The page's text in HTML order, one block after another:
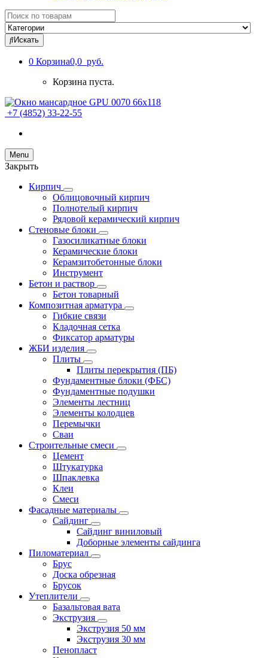
Search
for:
Искать
0 Корзина0,0 руб.
Корзина пуста.
+7 (4852) 33-22-55
Menu
Закрыть
Кирпич
Облицовочный кирпич
Полнотелый кирпич
Рядовой керамический кирпич
Стеновые блоки
Газосиликатные блоки
Керамические блоки
Керамзитобетонные блоки
Инструмент
Бетон и раствор
Бетон товарный
Композитная арматура
Гибкие связи
Кладочная сетка
Фиксатор арматуры
ЖБИ изделия
Плиты
Плиты перекрытия (ПБ)
Фундаментные блоки (ФБС)
Фундаментные подушки
Элементы лестниц
Элементы колодцев
Перемычки
Сваи
Строительные смеси
Цемент
Штукатурка
Шпаклевка
Клеи
Смеси
Фасадные материалы
Сайдинг
Сайдинг виниловый
Доборные элементы сайдинга
Пиломатериал
Брус
Доска обрезная
Брусок
Утеплители
Базальтовая вата
Экструзия
Экструзия 50 мм
Экструзия 30 мм
Пенопласт